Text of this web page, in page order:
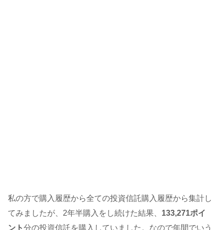
私の方で購入履歴から全ての投資信託購入履歴から集計し
てみましたが、2年半購入をし続けた結果、 133,271ポイ
ント分の投資信託を購入していました。なので年間でいう